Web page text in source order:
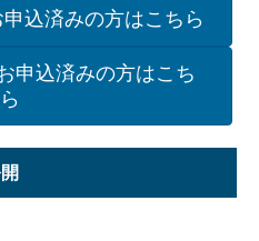
込済みの方はこちら
申込済みの方はこち
ら